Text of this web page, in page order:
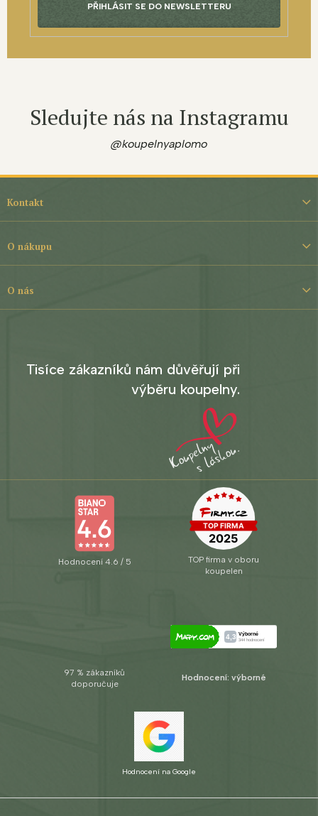
PŘIHLÁSIT SE DO NEWSLETTERU
Sledujte nás na Instagramu
@koupelnyaplomo
í
Kontakt
O nákupu
O nás
Tisíce zákazníků nám důvěřují při
výběru koupelny.
Hodnocení 4.6 / 5
TOP firma v oboru
koupelen
97 % zákazníků
doporučuje
Hodnocení: výborné
Hodnocení na Google